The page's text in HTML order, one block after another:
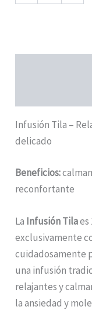
Infusión Tila –
delicado
Beneficios:
reconfortante
La Infusión Tilaes
exclusivamente
cuidadosamente
una infusión
relajantes y
la ansiedad y